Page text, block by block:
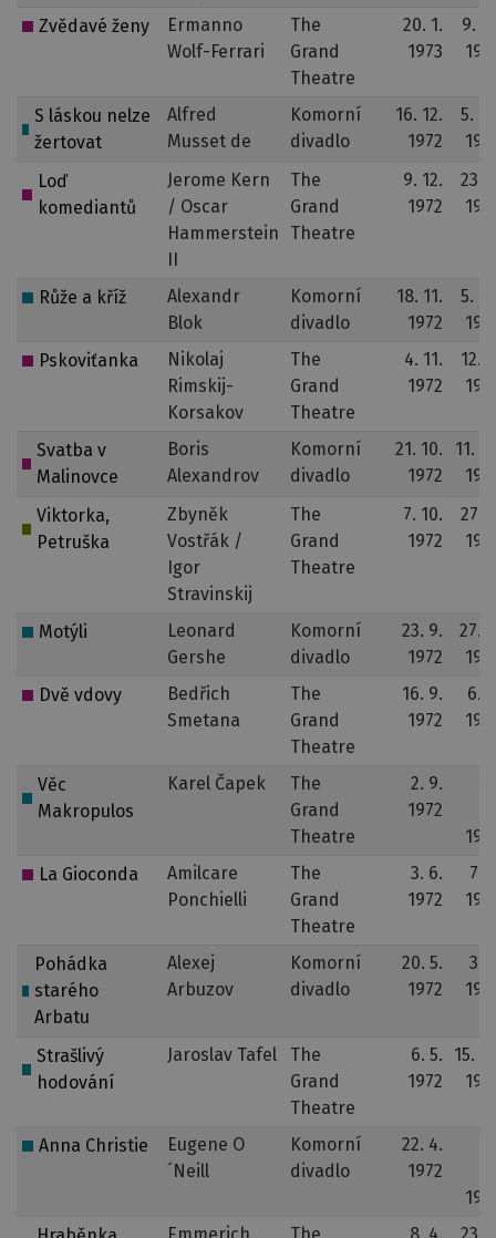
Zvědavé ženy
Ermanno
Wolf-Ferrari
The
Grand
Theatre
20. 1.
1973
9.
S láskou nelze
žertovat
Alfred
Musset de
Komorní
divadlo
16. 12.
1972
5.
Loď
komediantů
Jerome Kern
/ Oscar
Hammerstein
II
The
Grand
Theatre
9. 12.
1972
23.
Růže a kříž
Alexandr
Blok
Komorní
divadlo
18. 11.
1972
5.
Pskoviťanka
Nikolaj
Rimskij-
Korsakov
The
Grand
Theatre
4. 11.
1972
12.
Svatba v
Malinovce
Boris
Alexandrov
Komorní
divadlo
21. 10.
1972
11.
Viktorka,
Petruška
Zbyněk
Vostřák /
Igor
Stravinskij
The
Grand
Theatre
7. 10.
1972
27.
Motýli
Leonard
Gershe
Komorní
divadlo
23. 9.
1972
27.
Dvě vdovy
Bedřich
Smetana
The
Grand
Theatre
16. 9.
1972
6.
Věc
Makropulos
Karel Čapek
The
Grand
Theatre
2. 9.
1972
La Gioconda
Amilcare
Ponchielli
The
Grand
Theatre
3. 6.
1972
7.
Pohádka
starého
Arbatu
Alexej
Arbuzov
Komorní
divadlo
20. 5.
1972
3.
Strašlivý
hodování
Jaroslav Tafel
The
Grand
Theatre
6. 5.
1972
15.
Anna Christie
Eugene O
´Neill
Komorní
divadlo
22. 4.
1972